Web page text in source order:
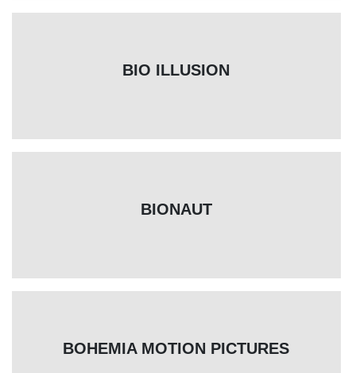
BIO ILLUSION
BIONAUT
BOHEMIA MOTION PICTURES